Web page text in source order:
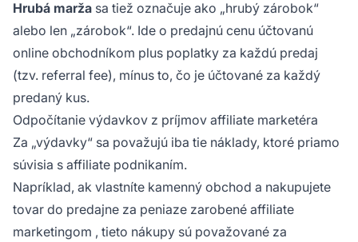
Hrubá marža sa tiež označuje ako „hrubý zárobok“
alebo len „zárobok“. Ide o predajnú cenu účtovanú
online obchodníkom plus poplatky za každú predaj
(tzv. referral fee), mínus to, čo je účtované za každý
predaný kus.
Odpočítanie výdavkov z príjmov affiliate marketéra
Za „výdavky“ sa považujú iba tie náklady, ktoré priamo
súvisia s affiliate podnikaním.
Napríklad, ak vlastníte kamenný obchod a nakupujete
tovar do predajne za peniaze zarobené affiliate
marketingom , tieto nákupy sú považované za